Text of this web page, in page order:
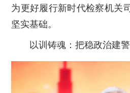
为更好履行新时代检察机关
坚实基础。
以训铸魂：把稳政治建警